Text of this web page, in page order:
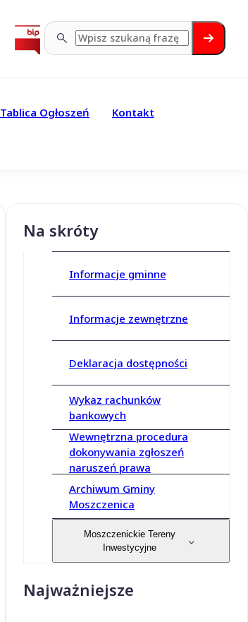
Tablica Ogłoszeń Kontakt
Na skróty
Informacje gminne
Informacje zewnętrzne
Deklaracja dostępności
Wykaz rachunków
bankowych
Wewnętrzna procedura
dokonywania zgłoszeń
naruszeń prawa
Archiwum Gminy
Moszczenica
Moszczenickie Tereny
Inwestycyjne
Najważniejsze